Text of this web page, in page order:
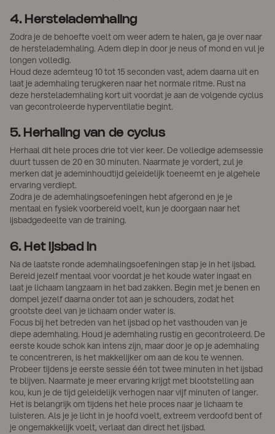
4. Herstelademhaling
Zodra je de behoefte voelt om weer adem te halen, ga je over naar
de herstelademhaling. Adem diep in door je neus of mond en vul je
longen volledig.
Houd deze ademteug 10 tot 15 seconden vast, adem daarna uit en
laat je ademhaling terugkeren naar het normale ritme. Rust na
deze herstelademhaling kort uit voordat je aan de volgende cyclus
van gecontroleerde hyperventilatie begint.
5. Herhaling van de cyclus
Herhaal dit hele proces drie tot vier keer. De volledige ademsessie
duurt tussen de 20 en 30 minuten. Naarmate je vordert, zul je
merken dat je ademinhoudtijd geleidelijk toeneemt en je algehele
ervaring verdiept.
Zodra je de ademhalingsoefeningen hebt afgerond en je je
mentaal en fysiek voorbereid voelt, kun je doorgaan naar het
ijsbadgedeelte van de training.
6. Het ijsbad in
Na de laatste ronde ademhalingsoefeningen stap je in het ijsbad.
Bereid jezelf mentaal voor voordat je het koude water ingaat en
laat je lichaam langzaam in het bad zakken. Begin met je benen en
dompel jezelf daarna onder tot aan je schouders, zodat het
grootste deel van je lichaam onder water is.
Focus bij het betreden van het ijsbad op het vasthouden van je
diepe ademhaling. Houd je ademhaling rustig en gecontroleerd. De
eerste koude schok kan intens zijn, maar door je op je ademhaling
te concentreren, is het makkelijker om aan de kou te wennen.
Probeer tijdens je eerste sessie één tot twee minuten in het ijsbad
te blijven. Naarmate je meer ervaring krijgt met blootstelling aan
kou, kun je de tijd geleidelijk verhogen naar vijf minuten of langer.
Het is belangrijk om tijdens het hele proces naar je lichaam te
luisteren. Als je je licht in je hoofd voelt, extreem verdoofd bent of
je ongemakkelijk voelt, verlaat dan direct het ijsbad.